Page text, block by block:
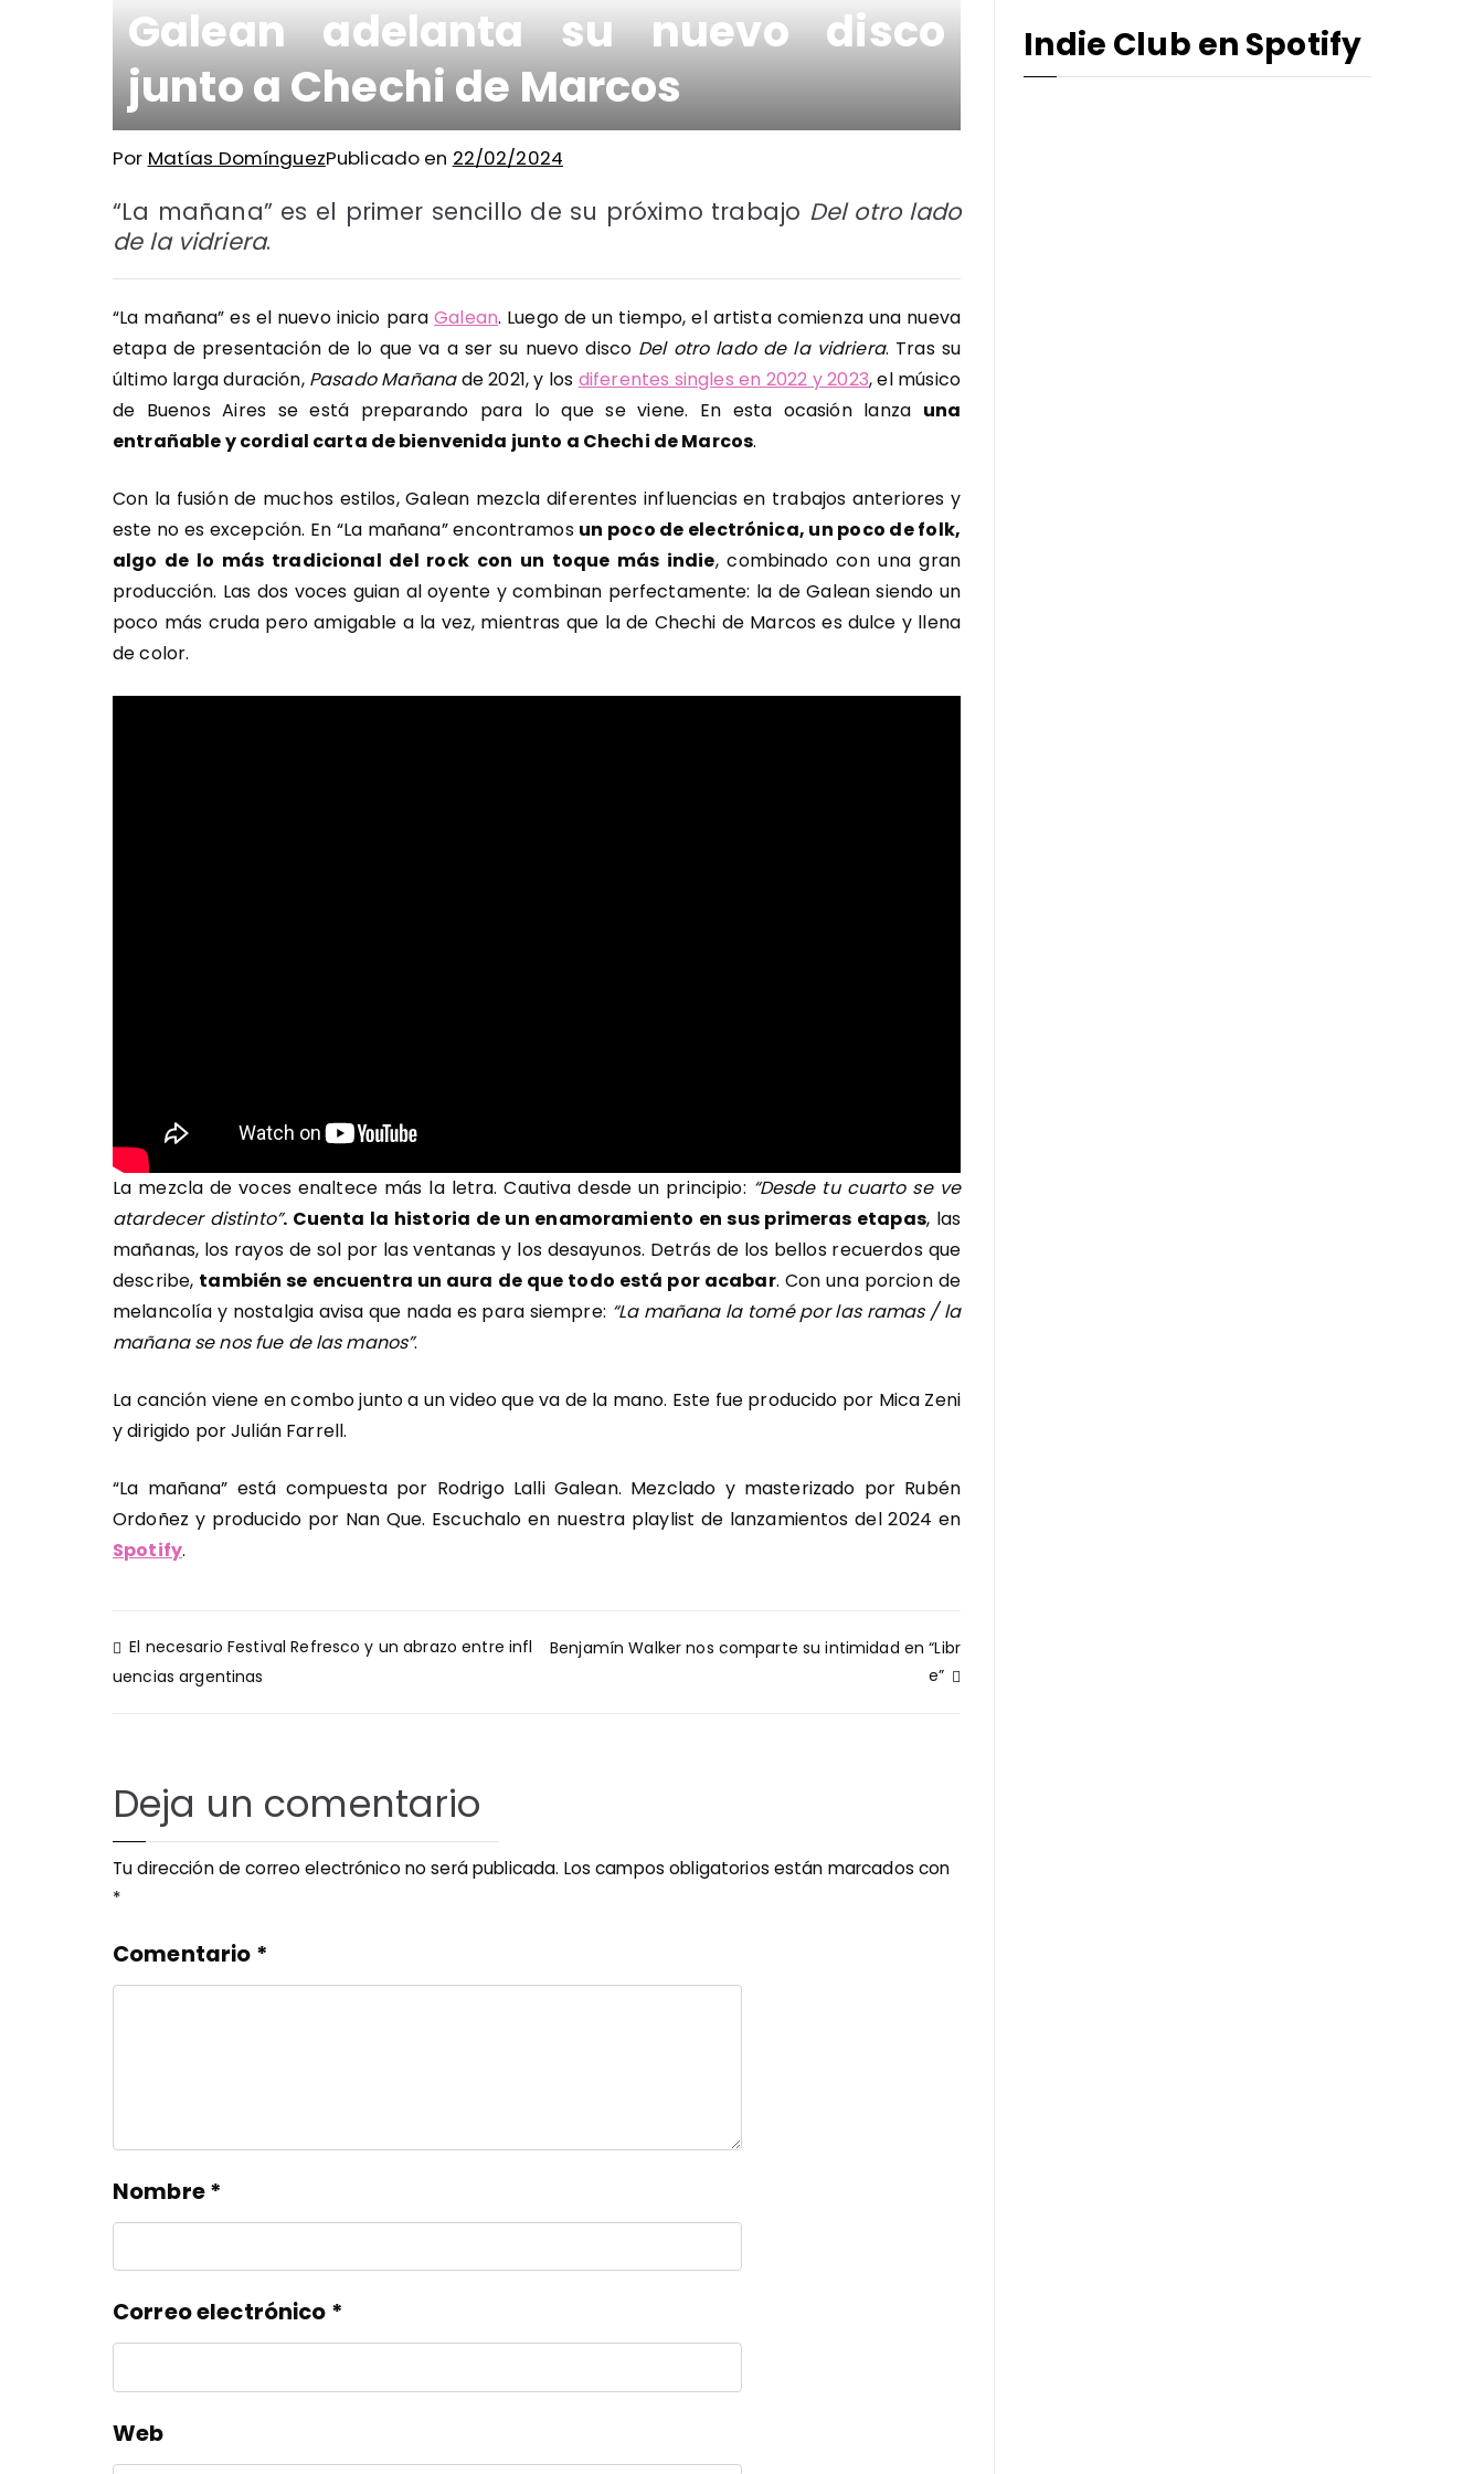
Galean adelanta su nuevo disco
junto a Chechi de Marcos
Por Matías DomínguezPublicado en 22/02/2024
“La mañana” es el primer sencillo de su próximo trabajo Del otro lado
de la vidriera.
“La mañana” es el nuevo inicio paraGalean. Luego de un tiempo, el artista comienza una nueva
etapa de presentación de lo que va a ser su nuevo disco Del otro lado de la vidriera. Tras su
último larga duración, Pasado Mañanade 2021, y los diferentes singles en 2022 y 2023, el músico
de Buenos Aires se está preparando para lo que se viene. En esta ocasión lanza una
entrañable y cordial carta de bienvenida junto a Chechi de Marcos.
Con la fusión de muchos estilos, Galean mezcla diferentes influencias en trabajos anteriores y
este no es excepción. En “La mañana” encontramos un poco de electrónica, un poco de folk,
algo de lo más tradicional del rock con un toque más indie, combinado con una gran
producción. Las dos voces guian al oyente y combinan perfectamente: la de Galean siendo un
poco más cruda pero amigable a la vez, mientras que la de Chechi de Marcos es dulce y llena
de color.
La mezcla de voces enaltece más la letra. Cautiva desde un principio: “Desde tu cuarto se ve
atardecer distinto”. Cuenta la historia de un enamoramiento en sus primeras etapas, las
mañanas, los rayos de sol por las ventanas y los desayunos. Detrás de los bellos recuerdos que
describe, también se encuentra un aura de que todo está por acabar. Con una porcion de
melancolía y nostalgia avisa que nada es para siempre: “La mañana la tomé por las ramas / la
mañana se nos fue de las manos”.
La canción viene en combo junto a un video que va de la mano. Este fue producido por Mica Zeni
y dirigido por Julián Farrell.
“La mañana” está compuesta por Rodrigo Lalli Galean. Mezclado y masterizado por Rubén
Ordoñez y producido por Nan Que. Escuchalo en nuestra playlist de lanzamientos del 2024 en
Spotify.
Navegación
de
El necesario Festival Refresco y un abrazo entre infl
uencias argentinas
Benjamín Walker nos comparte su intimidad en “Libr
e”
Deja un comentario
Tu dirección de correo electrónico no será publicada. Los campos obligatorios están marcados con
*
Comentario *
Nombre*
Correo electrónico *
Web
Indie Club en Spotify